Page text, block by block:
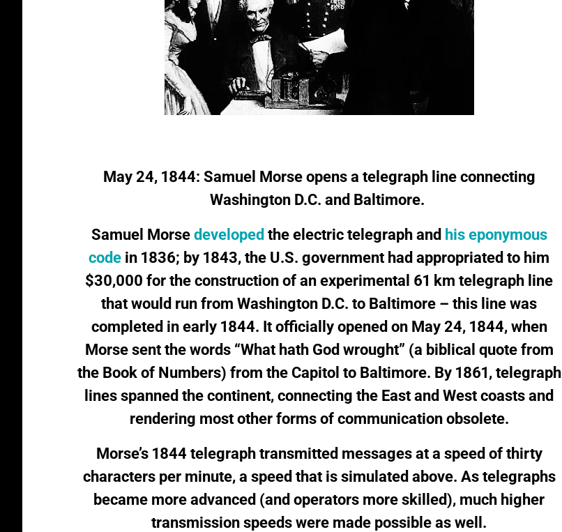
May 24, 1844: Samuel Morse opens a telegraph line connecting
Washington D.C. and Baltimore.
Samuel Morsedeveloped the electric telegraph and his eponymous
code in 1836; by 1843, the U.S. government had appropriated to him
$30,000 for the construction of an experimental 61 km telegraph line
that would run from Washington D.C. to Baltimore – this line was
completed in early 1844. It officially opened on May 24, 1844, when
Morse sent the words “What hath God wrought” (a biblical quote from
the Book of Numbers) from the Capitol to Baltimore. By 1861, telegraph
lines spanned the continent, connecting the East and West coasts and
rendering most other forms of communication obsolete.
Morse’s 1844 telegraph transmitted messages at a speed of thirty
characters per minute, a speed that is simulated above. As telegraphs
became more advanced (and operators more skilled), much higher
transmission speeds were made possible as well.